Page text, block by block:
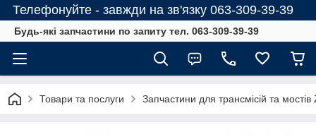
Телефонуйте - завжди на зв'язку 063-309-39-39
Будь-які запчастини по запиту тел. 063-309-39-39
Товари та послуги Запчастини для трансмісій та мостів